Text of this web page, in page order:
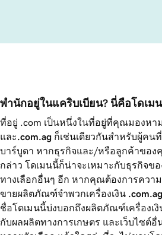
พำนักอยู่ในแคริบเบียน? นี่คือโดเม
ที่อยู่ .com เป็นหนึ่งในที่อยู่ที่คุณมองหา
และ .com.ag ก็เช่นเดียวกันสำหรับผู้คน
บาร์บูดา หากธุรกิจและ/หรือลูกค้าขอ
กล่าว โดเมนนี้ก็น่าจะเหมาะกับธุรกิจข
ทางเลือกอื่นๆ อีก หากคุณต้องการควา
ขายผลิตภัณฑ์จำพวกเครื่องเงิน .com.ag
ชื่อโดเมนนี้บ่งบอกถึงผลิตภัณฑ์เครื่องเงิ
กับผลผลิตทางการเกษตร และเว็บไซต์อื่